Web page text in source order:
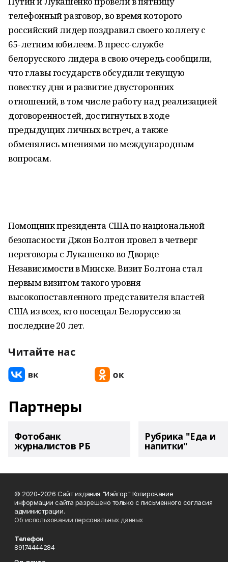
телефонный разговор, во время которого
российский лидер поздравил своего коллегу с
65-летним юбилеем. В пресс-службе
белорусского лидера в свою очередь сообщили,
что главы государств обсудили текущую
повестку дня и развитие двусторонних
отношений, в том числе работу над реализацией
договоренностей, достигнутых в ходе
предыдущих личных встреч, а также
обменялись мнениями по международным
вопросам.
Помощник президента США по национальной
безопасности Джон Болтон провел в четверг
переговоры с Лукашенко во Дворце
Независимости в Минске. Визит Болтона стал
первым визитом такого уровня
высокопоставленного представителя властей
США из всех, кто посещал Белоруссию за
последние 20 лет.
Читайте нас
Партнеры
Фотобанк
журналистов РБ
Рубрика "Еда и
напитки"
© 2020-2026 Сайт издания "Иэйгор" Копирование
информации сайта разрешено только с письменного согласия
администрации.
Об использовании персональных данных
Телефон
89174444284